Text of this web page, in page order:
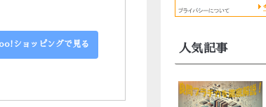
ショッピングで見る 人気記事